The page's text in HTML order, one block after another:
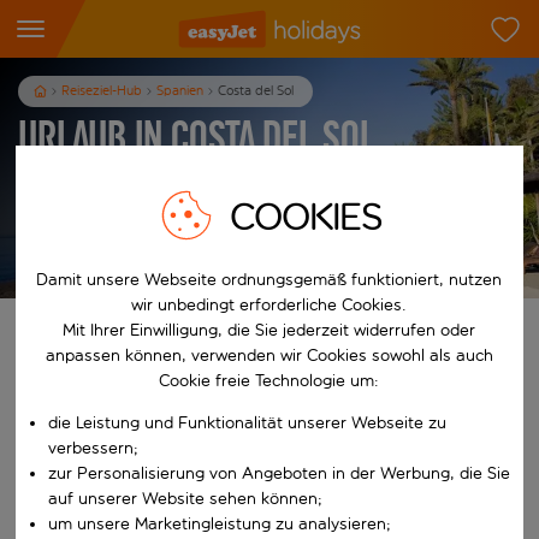
Reiseziel-Hub Spanien Costa del Sol
Urlaub in Costa del Sol
Finde deinen perfekten Urlaub
Beginne mit der Eingabe für die automatische
Nach
COOKIES
Damit unsere Webseite ordnungsgemäß funktioniert, nutzen
wir unbedingt erforderliche Cookies.
Mit Ihrer Einwilligung, die Sie jederzeit widerrufen oder
anpassen können, verwenden wir Cookies sowohl als auch
Cookie freie Technologie um:
die Leistung und Funktionalität unserer Webseite zu
verbessern;
zur Personalisierung von Angeboten in der Werbung, die Sie
auf unserer Website sehen können;
um unsere Marketingleistung zu analysieren;